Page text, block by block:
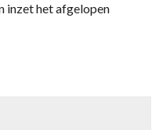
inzet het afgelopen